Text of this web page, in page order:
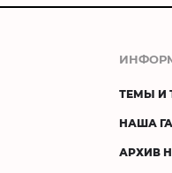
ТЕМЫ И
НАША
АРХИВ